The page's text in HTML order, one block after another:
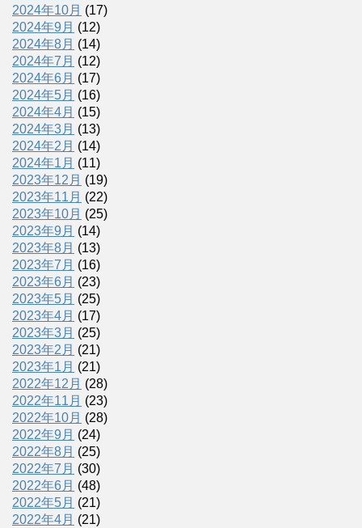
2024年10月 (17)
2024年9月 (12)
2024年8月 (14)
2024年7月 (12)
2024年6月 (17)
2024年5月 (16)
2024年4月 (15)
2024年3月 (13)
2024年2月 (14)
2024年1月 (11)
2023年12月 (19)
2023年11月 (22)
2023年10月 (25)
2023年9月 (14)
2023年8月 (13)
2023年7月 (16)
2023年6月 (23)
2023年5月 (25)
2023年4月 (17)
2023年3月 (25)
2023年2月 (21)
2023年1月 (21)
2022年12月 (28)
2022年11月 (23)
2022年10月 (28)
2022年9月 (24)
2022年8月 (25)
2022年7月 (30)
2022年6月 (48)
2022年5月 (21)
2022年4月 (21)